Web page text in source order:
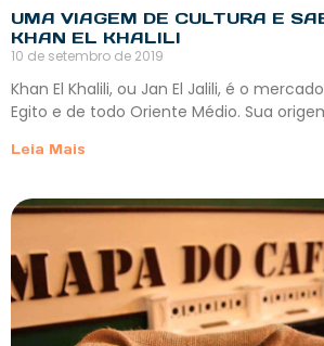
UMA VIAGEM DE CULTURA E
KHAN EL KHALILI
10 de setembro de 2019
Khan El Khalili, ou Jan El Jalili, é o
Egito e de todo Oriente Médio. Sua
Leia Mais